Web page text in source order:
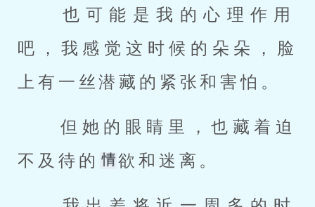
吧，我感觉这时候的朵朵，脸
上有一丝潜藏的紧张和害怕。
不及待的
欲和迷离。